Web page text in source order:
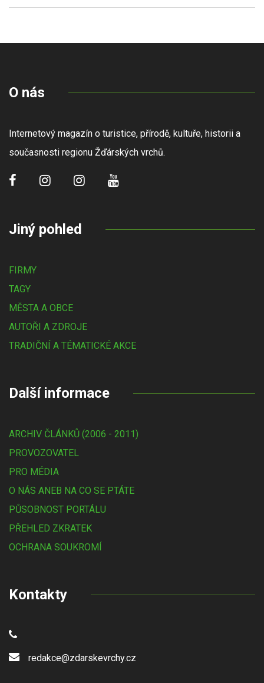
O nás
Internetový magazín o turistice, přírodě, kultuře, historii a
současnosti regionu Žďárských vrchů.
Jiný pohled
FIRMY
TAGY
MĚSTA A OBCE
AUTOŘI A ZDROJE
TRADIČNÍ A TÉMATICKÉ AKCE
Další informace
ARCHIV ČLÁNKŮ (2006 - 2011)
PROVOZOVATEL
PRO MÉDIA
O NÁS ANEB NA CO SE PTÁTE
PŮSOBNOST PORTÁLU
PŘEHLED ZKRATEK
OCHRANA SOUKROMÍ
Kontakty
redakce@zdarskevrchy.cz